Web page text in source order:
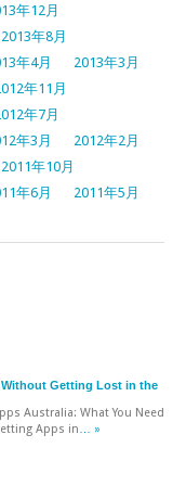
年12月
2013年8月
年4月
2013年3月
年11月
年7月
年3月
2012年2月
2011年10月
年6月 2011年5月
Getting Lost in the
Australia: What You Need
Apps in … »